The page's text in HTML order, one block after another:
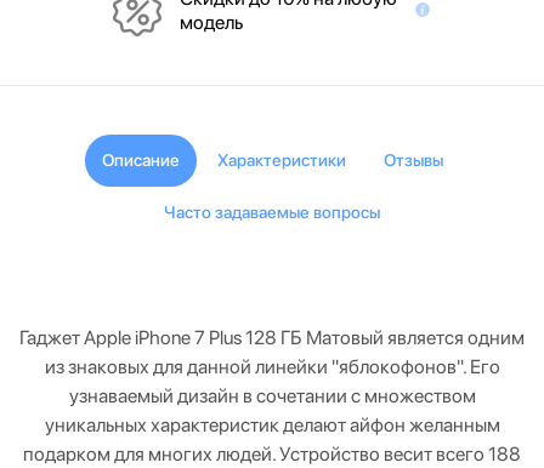
модель
Описание Характеристики Отзывы
Часто задаваемые вопросы
Гаджет Apple iPhone 7 Plus 128 ГБ Матовый является одним
из знаковых для данной линейки "яблокофонов". Его
узнаваемый дизайн в сочетании с множеством
уникальных характеристик делают айфон желанным
подарком для многих людей. Устройство весит всего 188